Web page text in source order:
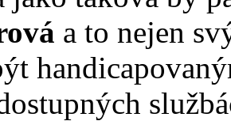
a to nejen